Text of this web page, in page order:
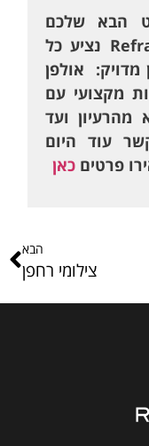
הבא שלכם
נציע כל
מדויק: אולפן
מקצועי עם
מהרעיון ועד
עוד היום
פרטים כאן
הבא
צילומי רחפן